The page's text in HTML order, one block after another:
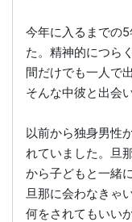
今年に入るまでの
た。精神的につら
間だけでも一人で
そんな中彼と出会
以前から独身男性
れていました。旦
から子どもと一緒
旦那に会わなきゃ
何をされてもいい